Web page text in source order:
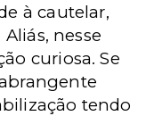
à cautelar,
nesse
curiosa. Se
tendo